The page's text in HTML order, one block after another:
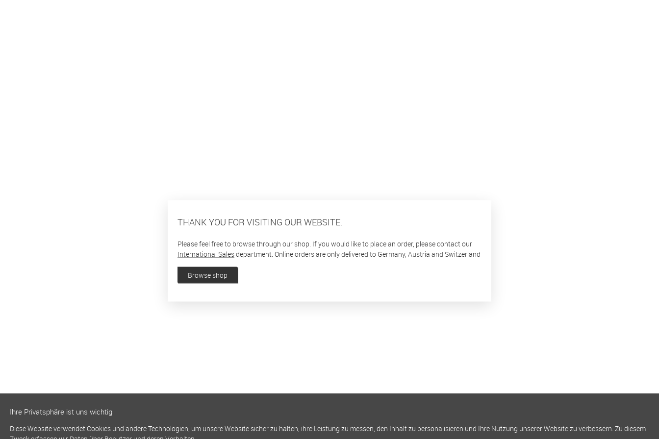
THANK YOU FOR VISITING OUR WEBSITE.
Please feel free to browse through our shop. If you would like to place an order, please contact our
International Salesdepartment. Online orders are only delivered to Germany, Austria and Switzerland
Browse shop
Ihre Privatsphäre ist uns wichtig
Diese Website verwendet Cookies und andere Technologien, um unsere Website sicher zu halten, ihre Leistung zu messen, den Inhalt zu personalisieren und Ihre Nutzung unserer Website zu verbessern. Zu diesem